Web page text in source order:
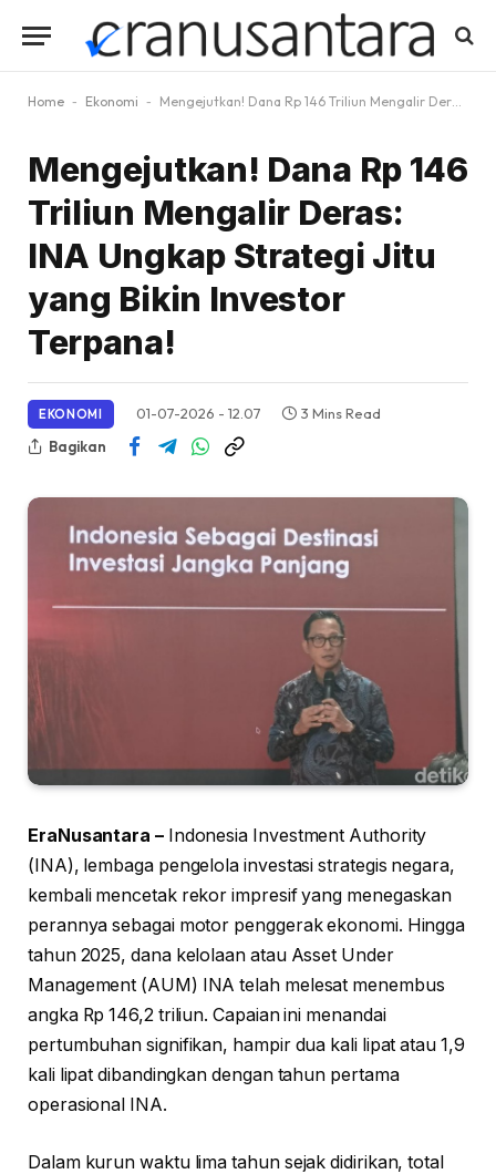
Home - Ekonomi - Mengejutkan! Dana Rp 146 Triliun Mengalir Deras: INA Ungkap Strategi Jitu yang Bikin Investor Terpana!
Mengejutkan! Dana Rp 146
Triliun Mengalir Deras:
INA Ungkap Strategi Jitu
yang Bikin Investor
Terpana!
EKONOMI 01-07-2026 - 12.07
3 Mins Read
Bagikan
EraNusantara –Indonesia Investment Authority
(INA), lembaga pengelola investasi strategis negara,
kembali mencetak rekor impresif yang menegaskan
perannya sebagai motor penggerak ekonomi. Hingga
tahun 2025, dana kelolaan atau Asset Under
Management (AUM) INA telah melesat menembus
angka Rp 146,2 triliun. Capaian ini menandai
pertumbuhan signifikan, hampir dua kali lipat atau 1,9
kali lipat dibandingkan dengan tahun pertama
operasional INA.
Dalam kurun waktu lima tahun sejak didirikan, total